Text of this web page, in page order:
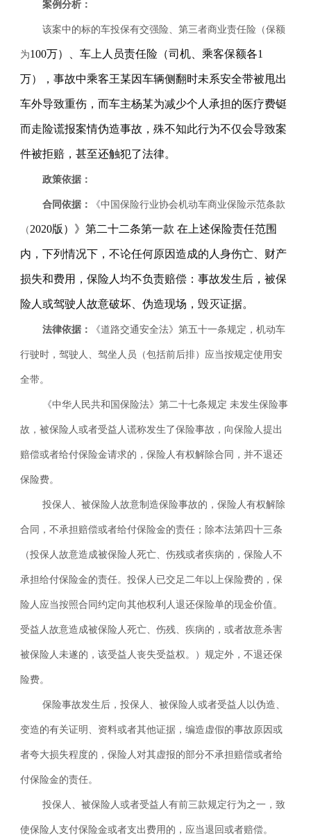
案例分析：
该案中的标的车投保有交强险、第三者商业责任险（保额
为100万）、车上人员责任险（司机、乘客保额各1
万），事故中乘客王某因车辆侧翻时未系安全带被甩出
车外导致重伤，而车主杨某为减少个人承担的医疗费铤
而走险谎报案情伪造事故，殊不知此行为不仅会导致案
件被拒赔，甚至还触犯了法律。
政策依据：
合同依据： 《中国保险行业协会机动车商业保险示范条款
（ 2020版）》第二十二条第一款 在上述保险责任范围
内，下列情况下，不论任何原因造成的人身伤亡、财产
损失和费用，保险人均不负责赔偿：事故发生后，被保
险人或驾驶人故意破坏、伪造现场，毁灭证据。
法律依据： 《道路交通安全法》第五十一条规定，机动车
行驶时，驾驶人、驾坐人员（包括前后排）应当按规定使用安
全带。
《中华人民共和国保险法》第二十七条规定 未发生保险事
故，被保险人或者受益人谎称发生了保险事故，向保险人提出
赔偿或者给付保险金请求的，保险人有权解除合同，并不退还
保险费。
投保人、被保险人故意制造保险事故的，保险人有权解除
合同，不承担赔偿或者给付保险金的责任；除本法第四十三条
（投保人故意造成被保险人死亡、伤残或者疾病的，保险人不
承担给付保险金的责任。投保人已交足二年以上保险费的，保
险人应当按照合同约定向其他权利人退还保险单的现金价值。
受益人故意造成被保险人死亡、伤残、疾病的，或者故意杀害
被保险人未遂的，该受益人丧失受益权。） 规定外，不退还保
险费。
保险事故发生后，投保人、被保险人或者受益人以伪造、
变造的有关证明、资料或者其他证据，编造虚假的事故原因或
者夸大损失程度的，保险人对其虚报的部分不承担赔偿或者给
付保险金的责任。
投保人、被保险人或者受益人有前三款规定行为之一，致
使保险人支付保险金或者支出费用的，应当退回或者赔偿。